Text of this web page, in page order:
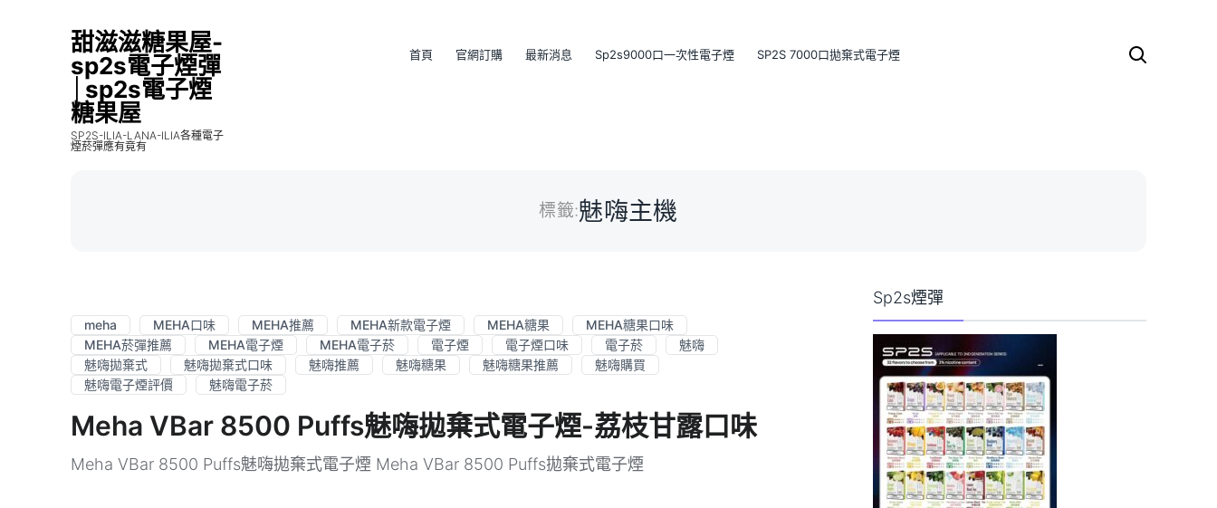
甜滋滋糖果屋-
sp2s電子煙彈
│sp2s電子煙
糖果屋
SP2S-ILIA-LANA-ILIA各種電子
煙菸彈應有竟有
首頁 官網訂購 最新消息 Sp2s9000口一次性電子煙 SP2S 7000口拋棄式電子煙
標籤:魅嗨主機
meha MEHA口味 MEHA推薦 MEHA新款電子煙 MEHA糖果
MEHA糖果口味
MEHA菸彈推薦
MEHA電子煙 MEHA電子菸 電子煙 電子煙口味 電子菸
魅嗨
魅嗨拋棄式
魅嗨拋棄式口味 魅嗨推薦 魅嗨糖果 魅嗨糖果推薦
魅嗨購買
魅嗨電子煙評價
魅嗨電子菸
Meha VBar 8500 Puffs魅嗨拋棄式電子煙-荔枝甘露口味
Meha VBar 8500 Puffs魅嗨拋棄式電子煙 Meha VBar 8500 Puffs拋棄式電子煙
Sp2s煙彈